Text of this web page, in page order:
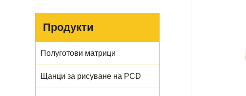
Продукти
Полуготови матрици
Щанци за рисуване на PCD